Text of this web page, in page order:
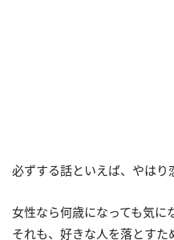
必ずする話といえば、やはり
女性なら何歳になっても気に
それも、好きな人を落とすた